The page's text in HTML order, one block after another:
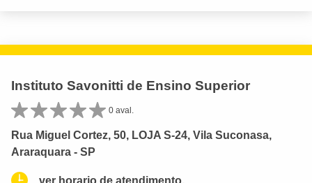
Instituto Savonitti de Ensino Superior
0 aval.
Rua Miguel Cortez, 50, LOJA S-24, Vila Suconasa,
Araraquara - SP
ver horario de atendimento.